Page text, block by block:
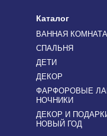
Каталог
ВАННАЯ КОМНАТА
СПАЛЬНЯ
ДЕТИ
ДЕКОР
ФАРФОРОВЫЕ
НОЧНИКИ
ДЕКОР И
НОВЫЙ ГОД